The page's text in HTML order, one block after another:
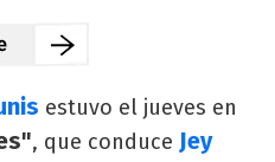
estuvo el jueves en
, que conduce Jey